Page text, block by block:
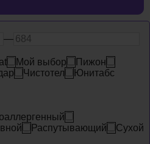
—
Мой выбор
Пижон
Чистотел
Юнитабс
Распутывающий
Сухой